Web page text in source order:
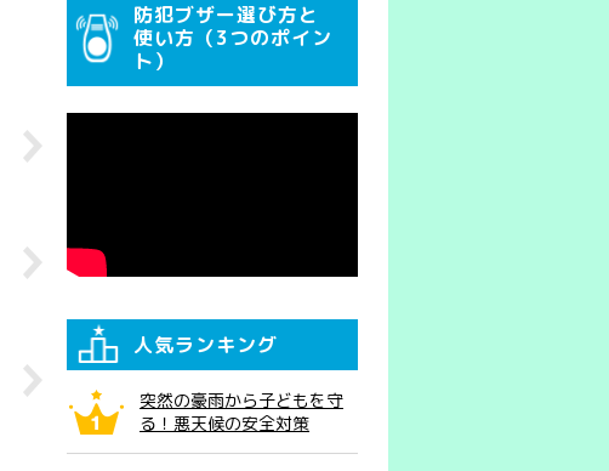
防犯ブザー選び方と
使い方（3つのポイン
ト）
人気ランキング
突然の豪雨から子どもを守
る！悪天候の安全対策